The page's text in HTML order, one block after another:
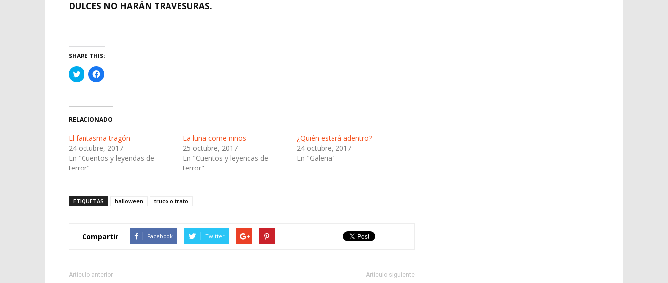
DULCES NO HARÁN TRAVESURAS.
SHARE THIS:
Haz
clic
Twitter
abre
en
ventana
nueva)
Haz
clic
Facebook
abre
en
ventana
nueva)
RELACIONADO
El fantasma tragón
24 octubre, 2017
En "Cuentos y leyendas de
terror"
La luna come niños
25 octubre, 2017
En "Cuentos y leyendas de
terror"
¿Quién estará adentro?
24 octubre, 2017
En "Galeria"
ETIQUETAS halloween truco o trato
Compartir Facebook Twitter
Artículo anterior Artículo siguiente